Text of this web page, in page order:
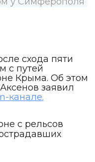
схода пяти
с путей
Крыма. Об этом
заявил
канале.
с рельсов